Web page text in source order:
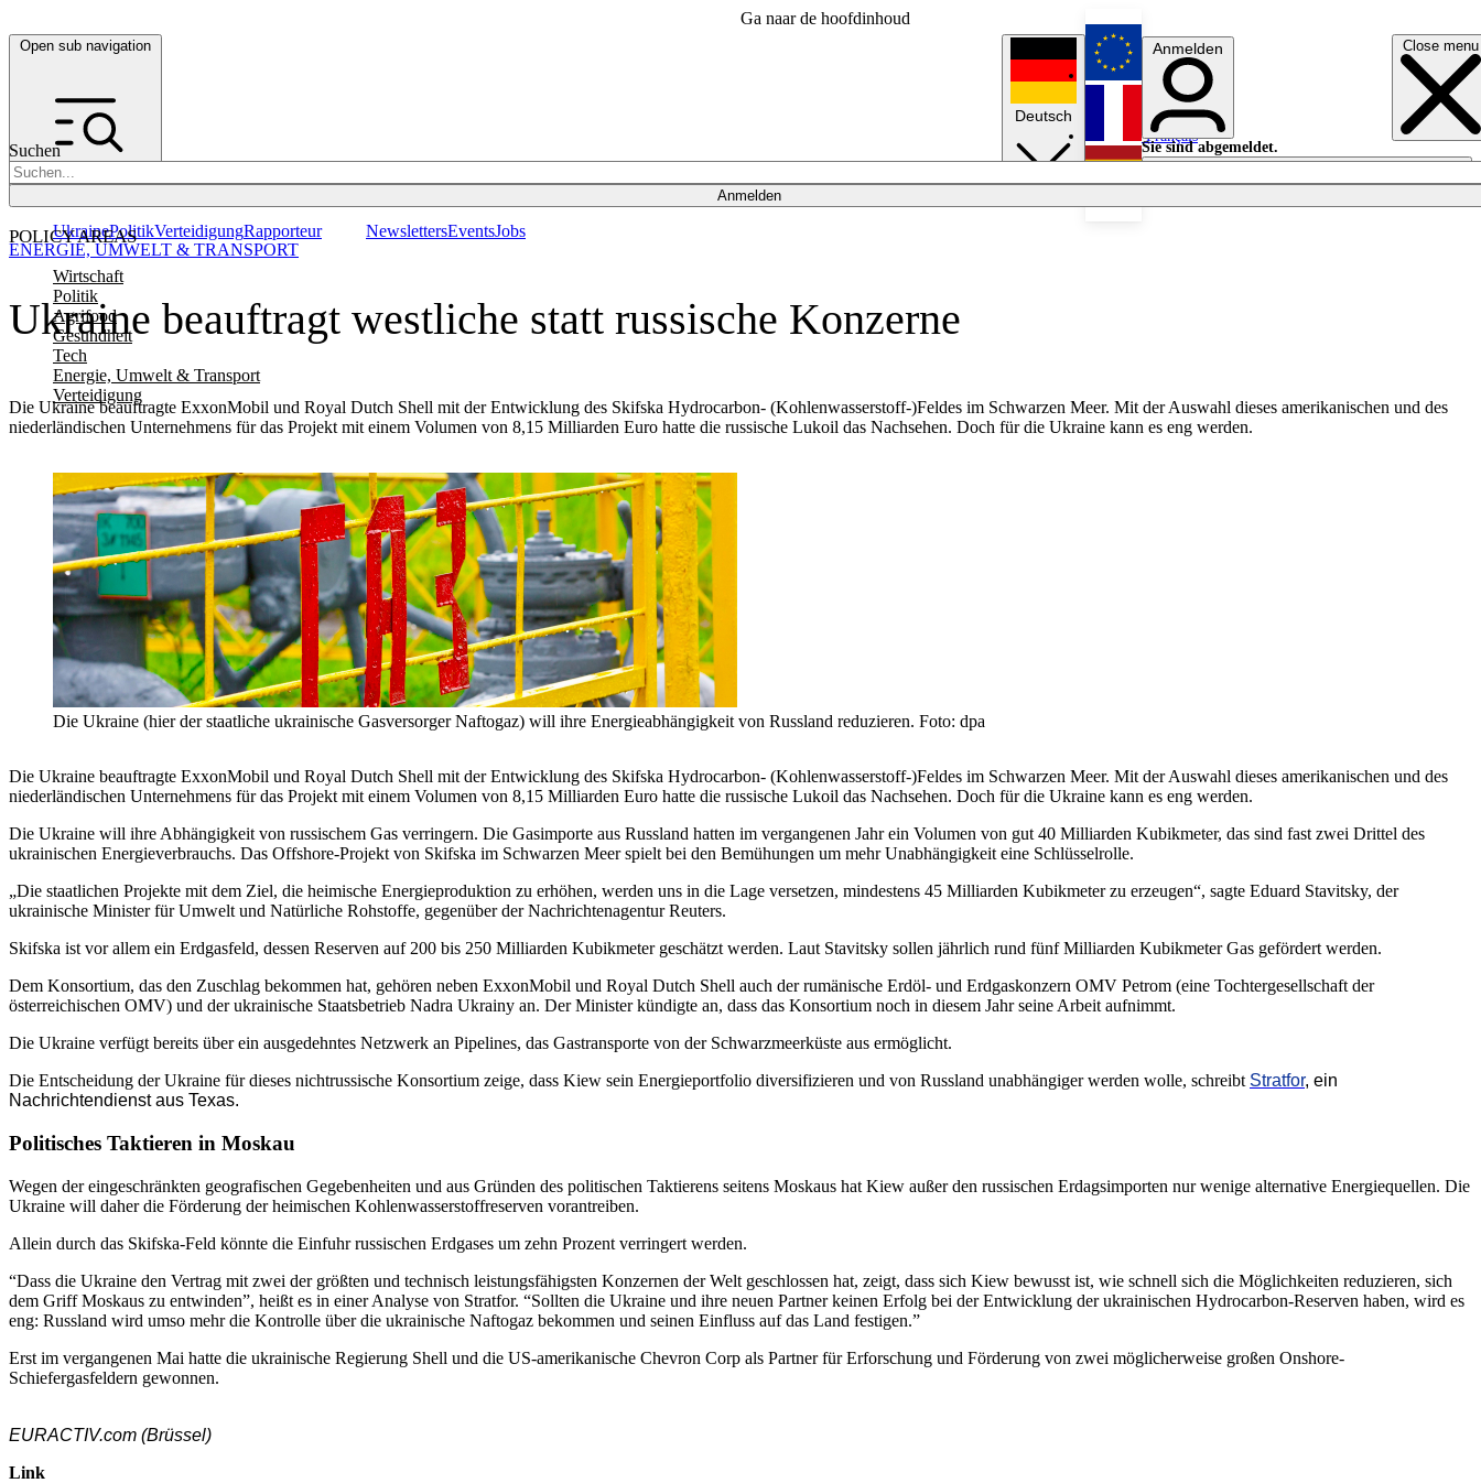
Ga naar de hoofdinhoud
Open sub navigation Close menu
Suchen
Anmelden
POLICY AREAS
Wirtschaft
Politik
Agrifood
Gesundheit
Tech
Energie, Umwelt & Transport
Verteidigung
UkrainePolitikVerteidigungRapporteur NewslettersEventsJobs
Deutsch
English
Français
Anmelden
Sie sind abgemeldet.
Anmelden
Licht aus
Ukraine beauftragt westliche statt russische Konzerne
Die Ukraine beauftragte ExxonMobil und Royal Dutch Shell mit der Entwicklung des Skifska Hydrocarbon- (Kohlenwasserstoff-)Feldes im Schwarzen Meer. Mit der Auswahl dieses amerikanischen und des
niederländischen Unternehmens für das Projekt mit einem Volumen von 8,15 Milliarden Euro hatte die russische Lukoil das Nachsehen. Doch für die Ukraine kann es eng werden.
ENERGIE, UMWELT & TRANSPORT
Die Ukraine (hier der staatliche ukrainische Gasversorger Naftogaz) will ihre Energieabhängigkeit von Russland reduzieren. Foto: dpa
Die Ukraine beauftragte ExxonMobil und Royal Dutch Shell mit der Entwicklung des Skifska Hydrocarbon- (Kohlenwasserstoff-)Feldes im Schwarzen Meer. Mit der Auswahl dieses amerikanischen und des
niederländischen Unternehmens für das Projekt mit einem Volumen von 8,15 Milliarden Euro hatte die russische Lukoil das Nachsehen. Doch für die Ukraine kann es eng werden.
Die Ukraine will ihre Abhängigkeit von russischem Gas verringern. Die Gasimporte aus Russland hatten im vergangenen Jahr ein Volumen von gut 40 Milliarden Kubikmeter, das sind fast zwei Drittel des
ukrainischen Energieverbrauchs. Das Offshore-Projekt von Skifska im Schwarzen Meer spielt bei den Bemühungen um mehr Unabhängigkeit eine Schlüsselrolle.
„Die staatlichen Projekte mit dem Ziel, die heimische Energieproduktion zu erhöhen, werden uns in die Lage versetzen, mindestens 45 Milliarden Kubikmeter zu erzeugen“, sagte Eduard Stavitsky, der
ukrainische Minister für Umwelt und Natürliche Rohstoffe, gegenüber der Nachrichtenagentur Reuters.
Skifska ist vor allem ein Erdgasfeld, dessen Reserven auf 200 bis 250 Milliarden Kubikmeter geschätzt werden. Laut Stavitsky sollen jährlich rund fünf Milliarden Kubikmeter Gas gefördert werden.
Dem Konsortium, das den Zuschlag bekommen hat, gehören neben ExxonMobil und Royal Dutch Shell auch der rumänische Erdöl- und Erdgaskonzern OMV Petrom (eine Tochtergesellschaft der
österreichischen OMV) und der ukrainische Staatsbetrieb Nadra Ukrainy an. Der Minister kündigte an, dass das Konsortium noch in diesem Jahr seine Arbeit aufnimmt.
Die Ukraine verfügt bereits über ein ausgedehntes Netzwerk an Pipelines, das Gastransporte von der Schwarzmeerküste aus ermöglicht.
Die Entscheidung der Ukraine für dieses nichtrussische Konsortium zeige, dass Kiew sein Energieportfolio diversifizieren und von Russland unabhängiger werden wolle, schreibt Stratfor, ein
Nachrichtendienst aus Texas.
Politisches Taktieren in Moskau
Wegen der eingeschränkten geografischen Gegebenheiten und aus Gründen des politischen Taktierens seitens Moskaus hat Kiew außer den russischen Erdagsimporten nur wenige alternative Energiequellen. Die
Ukraine will daher die Förderung der heimischen Kohlenwasserstoffreserven vorantreiben.
Allein durch das Skifska-Feld könnte die Einfuhr russischen Erdgases um zehn Prozent verringert werden.
“Dass die Ukraine den Vertrag mit zwei der größten und technisch leistungsfähigsten Konzernen der Welt geschlossen hat, zeigt, dass sich Kiew bewusst ist, wie schnell sich die Möglichkeiten reduzieren, sich
dem Griff Moskaus zu entwinden”, heißt es in einer Analyse von Stratfor. “Sollten die Ukraine und ihre neuen Partner keinen Erfolg bei der Entwicklung der ukrainischen Hydrocarbon-Reserven haben, wird es
eng: Russland wird umso mehr die Kontrolle über die ukrainische Naftogaz bekommen und seinen Einfluss auf das Land festigen.”
Erst im vergangenen Mai hatte die ukrainische Regierung Shell und die US-amerikanische Chevron Corp als Partner für Erforschung und Förderung von zwei möglicherweise großen Onshore-
Schiefergasfeldern gewonnen.
EURACTIV.com (Brüssel)
Link